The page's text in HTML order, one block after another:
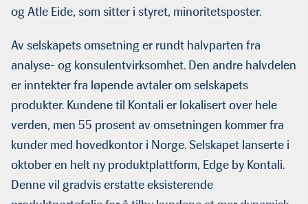
og Atle Eide, som sitter i styret, minoritetsposter.
Av selskapets omsetning er rundt halvparten fra
analyse- og konsulentvirksomhet. Den andre halvdelen
er inntekter fra løpende avtaler om selskapets
produkter. Kundene til Kontali er lokalisert over hele
verden, men 55 prosent av omsetningen kommer fra
kunder med hovedkontor i Norge. Selskapet lanserte i
oktober en helt ny produktplattform, Edge by Kontali.
Denne vil gradvis erstatte eksisterende